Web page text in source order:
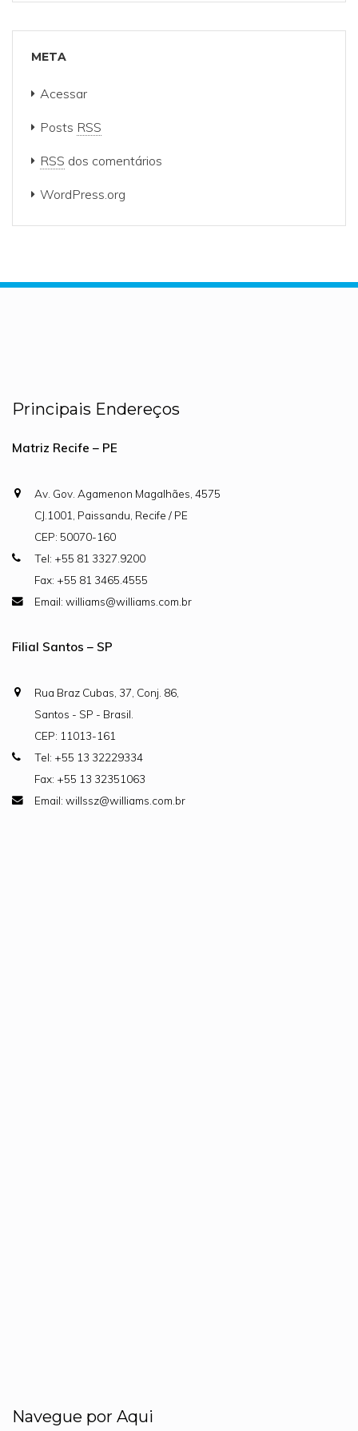
META
Acessar
Posts RSS
RSS dos comentários
WordPress.org
Principais Endereços
Matriz Recife – PE
Av. Gov. Agamenon Magalhães, 4575
CJ.1001, Paissandu, Recife / PE
CEP: 50070-160
Tel: +55 81 3327.9200
Fax: +55 81 3465.4555
Email: williams@williams.com.br
Filial Santos – SP
Rua Braz Cubas, 37, Conj. 86,
Santos - SP - Brasil.
CEP: 11013-161
Tel: +55 13 32229334
Fax: +55 13 32351063
Email: willssz@williams.com.br
Navegue por Aqui